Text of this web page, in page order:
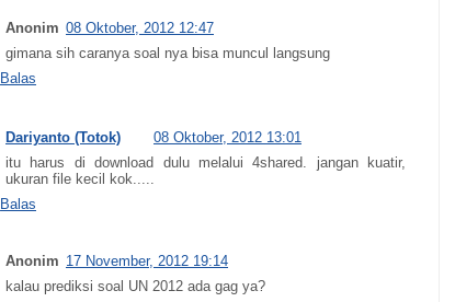
Anonim 08 Oktober, 2012 12:47
gimana sih caranya soal nya bisa muncul langsung
Balas
Dariyanto (Totok)
08 Oktober, 2012 13:01
itu harus di download dulu melalui 4shared. jangan kuatir,
ukuran file kecil kok.....
Balas
Anonim 17 November, 2012 19:14
kalau prediksi soal UN 2012 ada gag ya?